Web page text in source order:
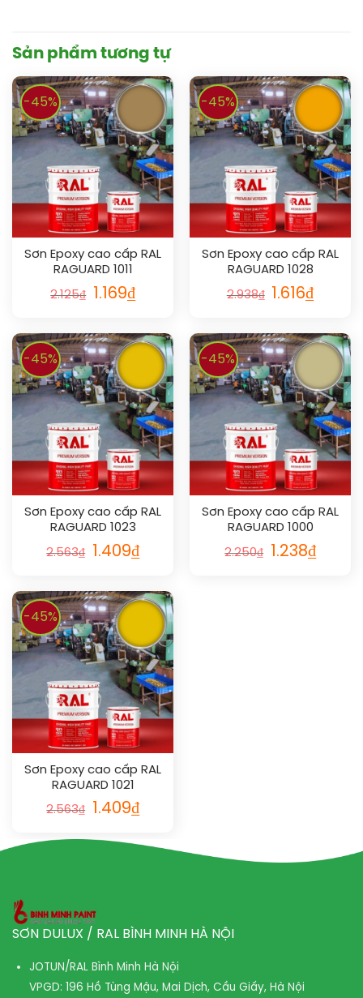
Sản phẩm tương tự
-45%
Sơn Epoxy cao cấp RAL
RAGUARD 1011
2.125₫ 1.169₫
-45%
Sơn Epoxy cao cấp RAL
RAGUARD 1028
2.938₫ 1.616₫
-45%
Sơn Epoxy cao cấp RAL
RAGUARD 1023
2.563₫ 1.409₫
-45%
Sơn Epoxy cao cấp RAL
RAGUARD 1000
2.250₫ 1.238₫
-45%
Sơn Epoxy cao cấp RAL
RAGUARD 1021
2.563₫ 1.409₫
SƠN DULUX / RAL BÌNH MINH HÀ NỘI
JOTUN/RAL Bình Minh Hà Nội
VPGD: 196 Hồ Tùng Mậu, Mai Dịch, Cầu Giấy, Hà Nội